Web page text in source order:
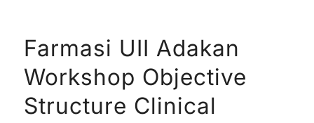
Farmasi UII Adakan
Workshop Objective
Structure Clinical